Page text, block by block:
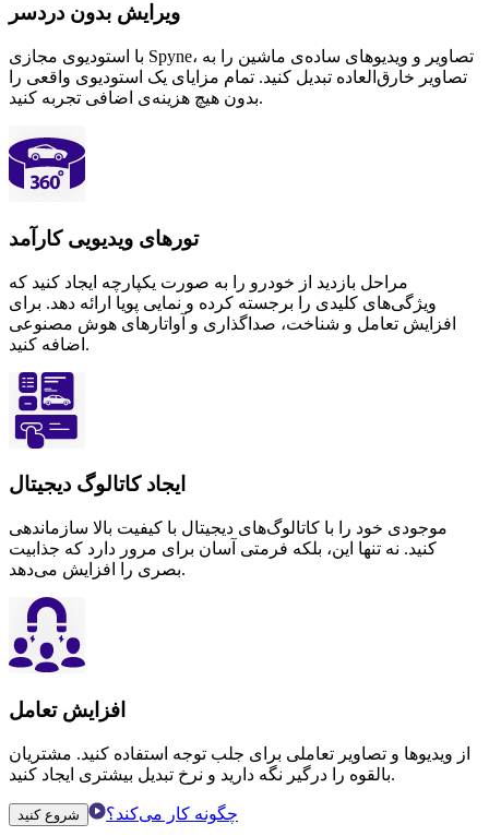
ویرایش بدون دردسر
با استودیوی مجازی Spyne، تصاویر و ویدیوهای ساده‌ی ماشین را به
تصاویر خارق‌العاده تبدیل کنید. تمام مزایای یک استودیوی واقعی را
بدون هیچ هزینه‌ی اضافی تجربه کنید.
تورهای ویدیویی کارآمد
مراحل بازدید از خودرو را به صورت یکپارچه ایجاد کنید که
ویژگی‌های کلیدی را برجسته کرده و نمایی پویا ارائه دهد. برای
افزایش تعامل و شناخت، صداگذاری و آواتارهای هوش مصنوعی
اضافه کنید.
ایجاد کاتالوگ دیجیتال
موجودی خود را با کاتالوگ‌های دیجیتال با کیفیت بالا سازماندهی
کنید. نه تنها این، بلکه فرمتی آسان برای مرور دارد که جذابیت
بصری را افزایش می‌دهد.
افزایش تعامل
از ویدیوها و تصاویر تعاملی برای جلب توجه استفاده کنید. مشتریان
بالقوه را درگیر نگه دارید و نرخ تبدیل بیشتری ایجاد کنید.
شروع کنید چگونه کار می‌کند؟